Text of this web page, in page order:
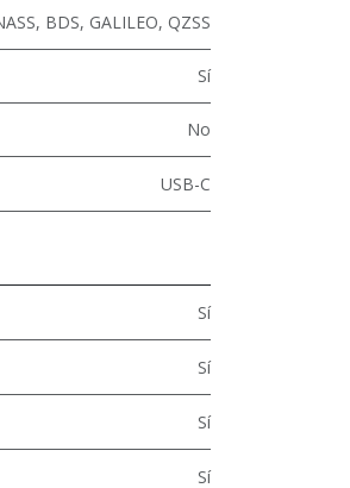
BDS, GALILEO, QZSS
Sí
No
USB-C
Sí
Sí
Sí
Sí